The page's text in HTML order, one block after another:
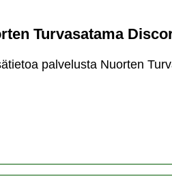
Turvasatama
palvelusta Nuorten